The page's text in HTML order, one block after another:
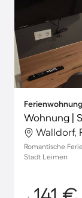
Ferienwohnung
Wohnung |
Walldorf,
Romantische
Stadt Leimen